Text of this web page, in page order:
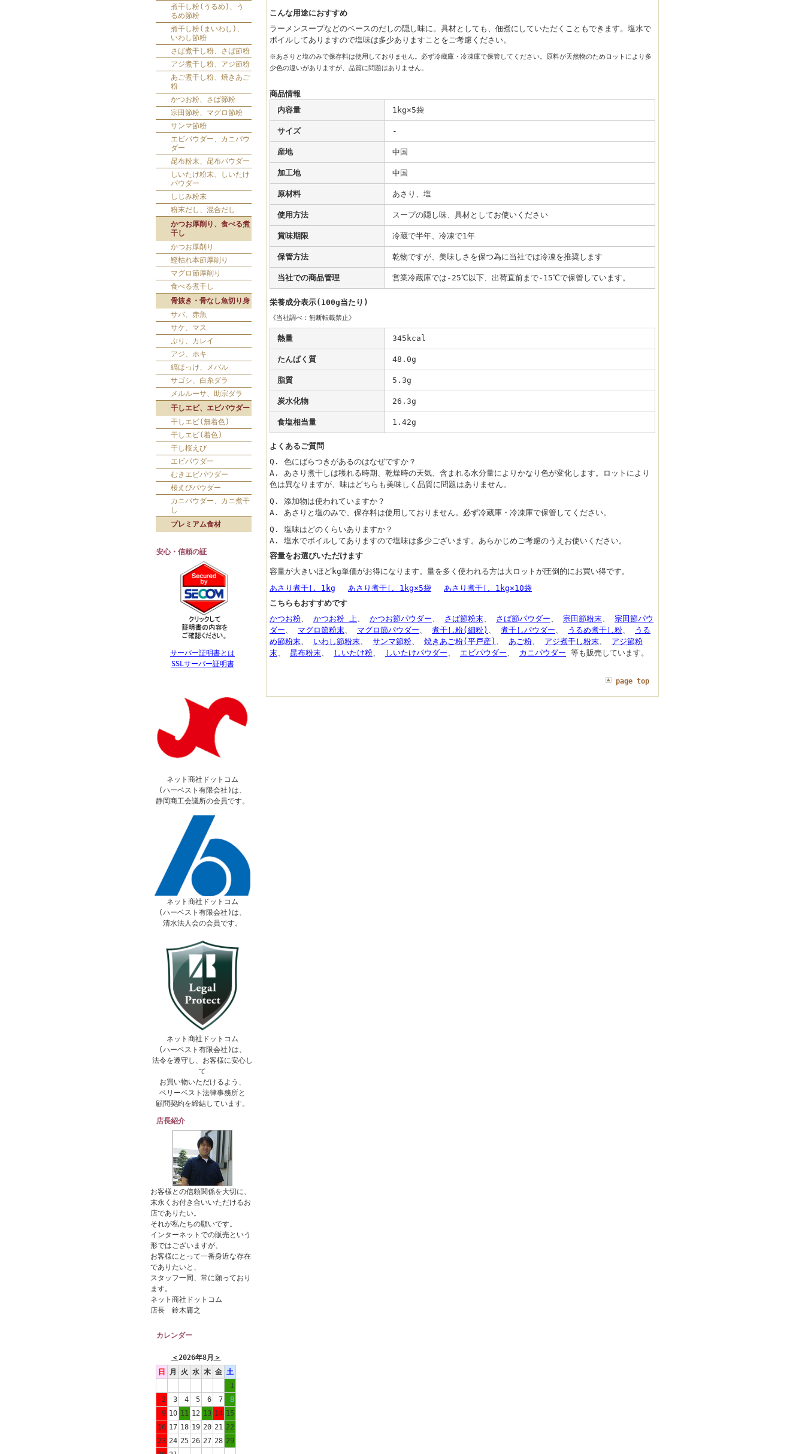
煮干し粉(うるめ)、う
るめ節粉
煮干し粉(まいわし)、
いわし節粉
さば煮干し粉、さば節粉
アジ煮干し粉、アジ節粉
あご煮干し粉、焼きあご
粉
かつお粉、さば節粉
宗田節粉、マグロ節粉
サンマ節粉
エビパウダー、カニパウ
ダー
昆布粉末、昆布パウダー
しいたけ粉末、しいたけ
パウダー
しじみ粉末
粉末だし、混合だし
かつお厚削り、食べる煮
干し
かつお厚削り
鰹枯れ本節厚削り
マグロ節厚削り
食べる煮干し
骨抜き・骨なし魚切り身
サバ、赤魚
サケ、マス
ぶり、カレイ
アジ、ホキ
縞ほっけ、メバル
サゴシ、白糸ダラ
メルルーサ、助宗ダラ
干しエビ、エビパウダー
干しエビ(無着色)
干しエビ(着色)
干し桜えび
エビパウダー
むきエビパウダー
桜えびパウダー
カニパウダー、カニ煮干
し
プレミアム食材
安心・信頼の証
サーバー証明書とは
SSLサーバー証明書
ネット商社ドットコム
(ハーベスト有限会社)は、
静岡商工会議所の会員です。
ネット商社ドットコム
(ハーベスト有限会社)は、
清水法人会の会員です。
ネット商社ドットコム
(ハーベスト有限会社)は、
法令を遵守し、お客様に安心し
て
お買い物いただけるよう、
ベリーベスト法律事務所と
顧問契約を締結しています。
店長紹介
お客様との信頼関係を大切に、
末永くお付き合いいただけるお
店でありたい。
それが私たちの願いです。
インターネットでの販売という
形ではございますが、
お客様にとって一番身近な存在
でありたいと、
スタッフ一同、常に願っており
ます。
ネット商社ドットコム
店長 鈴木庸之
カレンダー
＜2026年8月 ＞
日
月 火 水 木 金 土
1
2
3 4 5 6 7
8
9 10 11 12 13 14 15
16 17 18 19 20 21 22
23 24 25 26 27 28 29
こんな用途におすすめ
ラーメンスープなどのベースのだしの隠し味に。具材としても、佃煮にしていただくこともできます。塩水で
ボイルしてありますので塩味は多少ありますことをご考慮ください。
※あさりと塩のみで保存料は使用しておりません。必ず冷蔵庫・冷凍庫で保管してください。原料が天然物のためロットにより多
少色の違いがありますが、品質に問題はありません。
商品情報
内容量
1kg×5袋
サイズ -
産地 中国
加工地 中国
原材料 あさり、塩
使用方法 スープの隠し味、具材としてお使いください
賞味期限 冷蔵で半年、冷凍で1年
保管方法 乾物ですが、美味しさを保つ為に当社では冷凍を推奨します
当社での商品管理 営業冷蔵庫では-25℃以下、出荷直前まで-15℃で保管しています。
栄養成分表示(100g当たり)
《当社調べ：無断転載禁止》
熱量 345kcal
たんぱく質 48.0g
脂質 5.3g
炭水化物 26.3g
食塩相当量 1.42g
よくあるご質問
Q. 色にばらつきがあるのはなぜですか？
A. あさり煮干しは穫れる時期、乾燥時の天気、含まれる水分量によりかなり色が変化します。ロットにより
色は異なりますが、味はどちらも美味しく品質に問題はありません。
Q. 添加物は使われていますか？
A. あさりと塩のみで、保存料は使用しておりません。必ず冷蔵庫・冷凍庫で保管してください。
Q. 塩味はどのくらいありますか？
A. 塩水でボイルしてありますので塩味は多少ございます。あらかじめご考慮のうえお使いください。
容量をお選びいただけます
容量が大きいほどkg単価がお得になります。量を多く使われる方は大ロットが圧倒的にお買い得です。
あさり煮干し 1kg
あさり煮干し 1kg×5袋
あさり煮干し 1kg×10袋
こちらもおすすめです
かつお粉
かつお粉 上 かつお節パウダー さば節粉末 さば節パウダー 宗田節粉末
宗田節パウ
ダー
マグロ節粉末 マグロ節パウダー 煮干し粉(細粉) 煮干しパウダー うるめ煮干し粉
うる
め節粉末
いわし節粉末 サンマ節粉 焼きあご粉(平戸産) あご粉 アジ煮干し粉末
アジ節粉
末
昆布粉末 しいたけ粉 しいたけパウダー エビパウダー カニパウダー 等も販売しています。
page top